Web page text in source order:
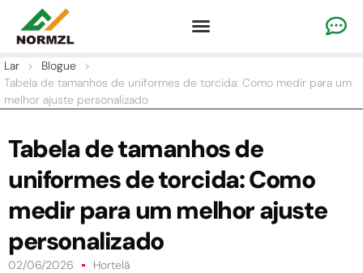
Lar > Blogue
>
Tabela de tamanhos de uniformes de torcida: Como medir para um
melhor ajuste personalizado
Tabela de tamanhos de
uniformes de torcida: Como
medir para um melhor ajuste
personalizado
02/06/2026 Hortelã